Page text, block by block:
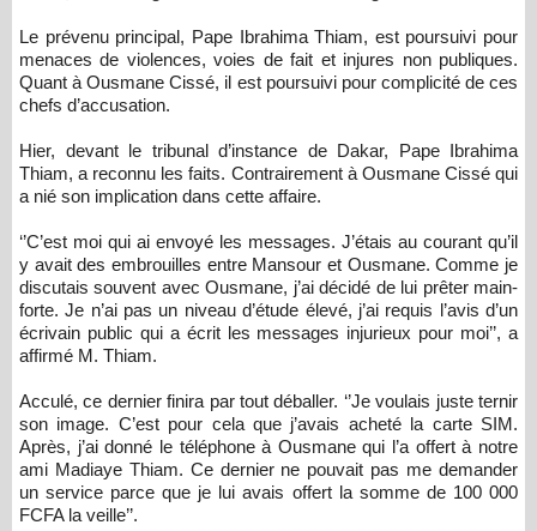
Le prévenu principal, Pape Ibrahima Thiam, est poursuivi pour
menaces de violences, voies de fait et injures non publiques.
Quant à Ousmane Cissé, il est poursuivi pour complicité de ces
chefs d’accusation.
Hier, devant le tribunal d’instance de Dakar, Pape Ibrahima
Thiam, a reconnu les faits. Contrairement à Ousmane Cissé qui
a nié son implication dans cette affaire.
‘’C’est moi qui ai envoyé les messages. J’étais au courant qu’il
y avait des embrouilles entre Mansour et Ousmane. Comme je
discutais souvent avec Ousmane, j’ai décidé de lui prêter main-
forte. Je n’ai pas un niveau d’étude élevé, j’ai requis l’avis d’un
écrivain public qui a écrit les messages injurieux pour moi’’, a
affirmé M. Thiam.
Acculé, ce dernier finira par tout déballer. ‘’Je voulais juste ternir
son image. C’est pour cela que j’avais acheté la carte SIM.
Après, j’ai donné le téléphone à Ousmane qui l’a offert à notre
ami Madiaye Thiam. Ce dernier ne pouvait pas me demander
un service parce que je lui avais offert la somme de 100 000
FCFA la veille’’.